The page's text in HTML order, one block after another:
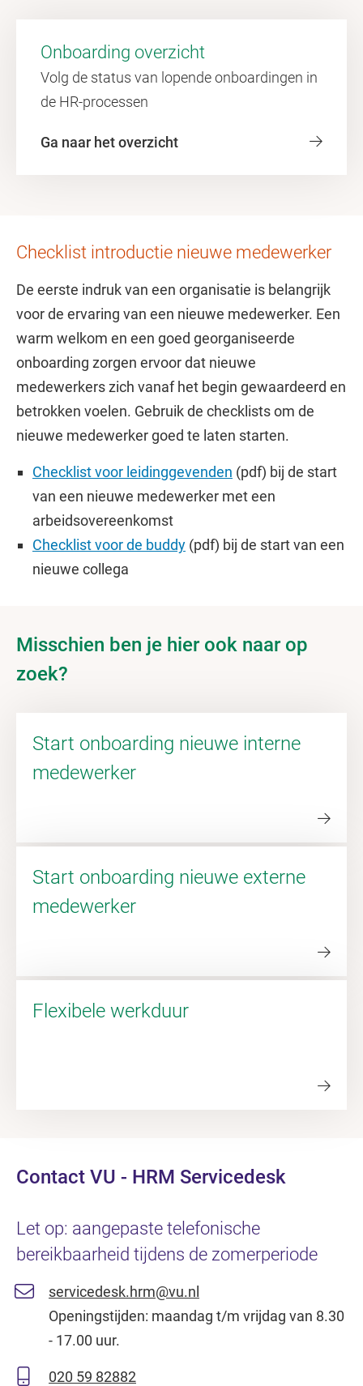
Onboarding overzicht
Volg de status van lopende onboardingen in
de HR-processen
Ga naar het overzicht
Checklist introductie nieuwe medewerker
De eerste indruk van een organisatie is belangrijk
voor de ervaring van een nieuwe medewerker. Een
warm welkom en een goed georganiseerde
onboarding zorgen ervoor dat nieuwe
medewerkers zich vanaf het begin gewaardeerd en
betrokken voelen. Gebruik de checklists om de
nieuwe medewerker goed te laten starten.
Checklist voor leidinggevenden (pdf) bij de start
van een nieuwe medewerker met een
arbeidsovereenkomst
Checklist voor de buddy (pdf) bij de start van een
nieuwe collega
Misschien ben je hier ook naar op
zoek?
Start onboarding nieuwe interne
medewerker
Start onboarding nieuwe externe
medewerker
Flexibele werkduur
Contact VU - HRM Servicedesk
Let op: aangepaste telefonische
bereikbaarheid tijdens de zomerperiode
servicedesk.hrm@vu.nl
Openingstijden: maandag t/m vrijdag van 8.30
- 17.00 uur.
020 59 82882